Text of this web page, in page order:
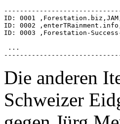
ID: 0001
ID: 0002
ID: 0003 ,Forestation-
...
Die anderen
Schweizer